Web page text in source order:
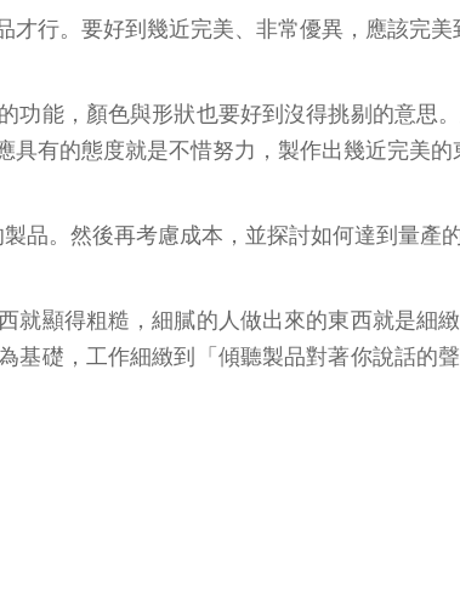
行。要好到幾近完美、非常優異，應該完美
能，顏色與形狀也要好到沒得挑剔的意思
有的態度就是不惜努力，製作出幾近完美的
品。然後再考慮成本，並探討如何達到量產
就顯得粗糙，細膩的人做出來的東西就是細
基礎，工作細緻到「傾聽製品對著你說話的